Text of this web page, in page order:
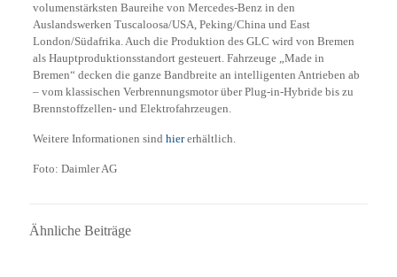
volumenstärksten Baureihe von Mercedes-Benz in den
Auslandswerken Tuscaloosa/USA, Peking/China und East
London/Südafrika. Auch die Produktion des GLC wird von Bremen
als Hauptproduktionsstandort gesteuert. Fahrzeuge „Made in
Bremen“ decken die ganze Bandbreite an intelligenten Antrieben ab
– vom klassischen Verbrennungsmotor über Plug-in-Hybride bis zu
Brennstoffzellen- und Elektrofahrzeugen.
Weitere Informationen sind hiererhältlich.
Foto: Daimler AG
Ähnliche Beiträge